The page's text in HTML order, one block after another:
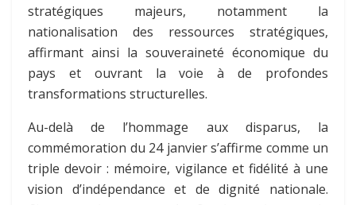
stratégiques majeurs, notamment la
nationalisation des ressources stratégiques,
affirmant ainsi la souveraineté économique du
pays et ouvrant la voie à de profondes
transformations structurelles.
Au-delà de l’hommage aux disparus, la
commémoration du 24 janvier s’affirme comme un
triple devoir : mémoire, vigilance et fidélité à une
vision d’indépendance et de dignité nationale.